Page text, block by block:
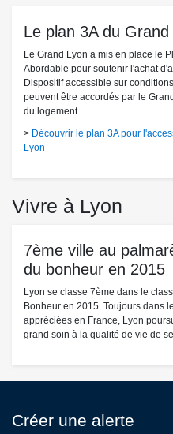
Le plan 3A du Grand
Le Grand Lyon a mis en place le
Abordable pour soutenir l'achat
Dispositif accessible sur
peuvent être accordés par le
du logement.
> Découvrir le plan 3A pour
Lyon
Vivre à Lyon
7ème ville au
du bonheur en 2015
Lyon se classe 7ème dans le
Bonheur en 2015. Toujours dans
appréciées en France, Lyon
grand soin à la qualité de vie de
Créer une alerte